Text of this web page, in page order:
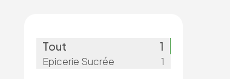
Tout 1
Epicerie Sucrée 1